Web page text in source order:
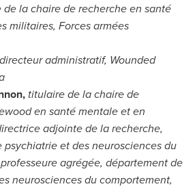
la chaire de recherche en santé
militaires, Forces armées
directeur administratif, Wounded
, titulaire de la chaire de
en santé mentale et en
adjointe de la recherche,
et des neurosciences du
agrégée, département de
neurosciences du comportement,